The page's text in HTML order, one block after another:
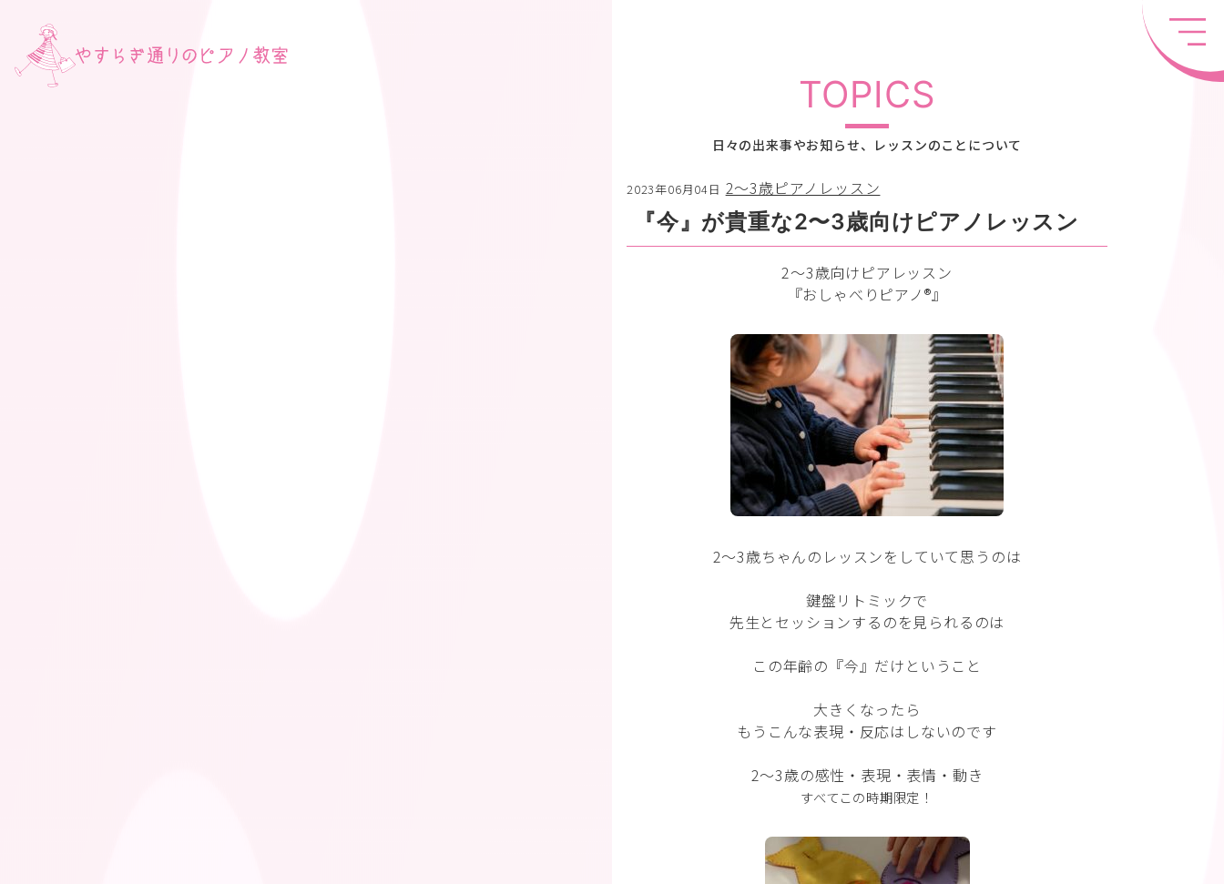
TOPICS
日々の出来事やお知らせ、レッスンのことについて
2023年06月04日 2〜3歳ピアノレッスン
『今』が貴重な2〜3歳向けピアノレッスン
2〜3歳向けピアレッスン
『おしゃべりピアノ®︎』
2〜3歳ちゃんのレッスンをしていて思うのは
鍵盤リトミックで
先生とセッションするのを見られるのは
この年齢の『今』だけということ
大きくなったら
もうこんな表現・反応はしないのです
2〜3歳の感性・表現・表情・動き
すべてこの時期限定！